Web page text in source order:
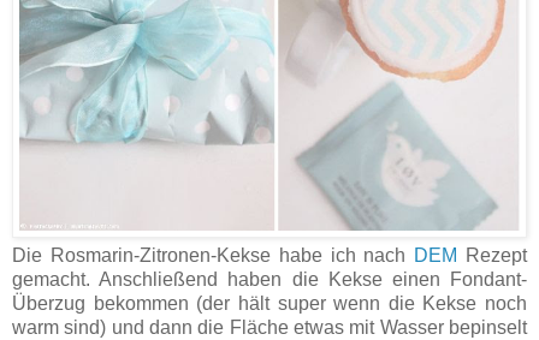
Die Rosmarin-Zitronen-Kekse habe ich nach DEM
Rezept
gemacht. Anschließend haben die Kekse einen Fondant-
Überzug bekommen (der hält super wenn die Kekse noch
warm sind) und dann die Fläche etwas mit Wasser bepinselt